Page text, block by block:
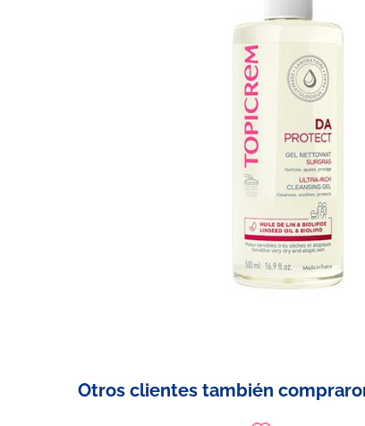
Otros clientes también